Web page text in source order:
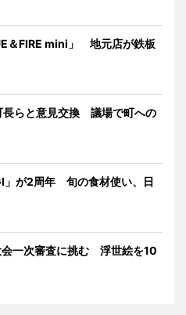
＆FIRE mini」 地元店が鉄板
長らと意見交換 議場で町への
」が2周年 旬の食材使い、日
会一次審査に挑む 浮世絵を10